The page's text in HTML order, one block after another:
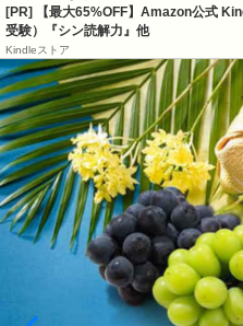
[PR]
【最大65%OFF】Amazon公式
受験）『シン読解力』他
Kindleストア